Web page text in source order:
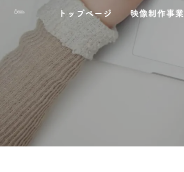
へ
ス
ッ
プ
ョ
ン
移
動
トップページ 映像制作事業